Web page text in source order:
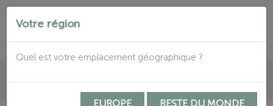


Votre région
Quel est votre emplacement géographique ?
EUROPE RESTE DU MONDE